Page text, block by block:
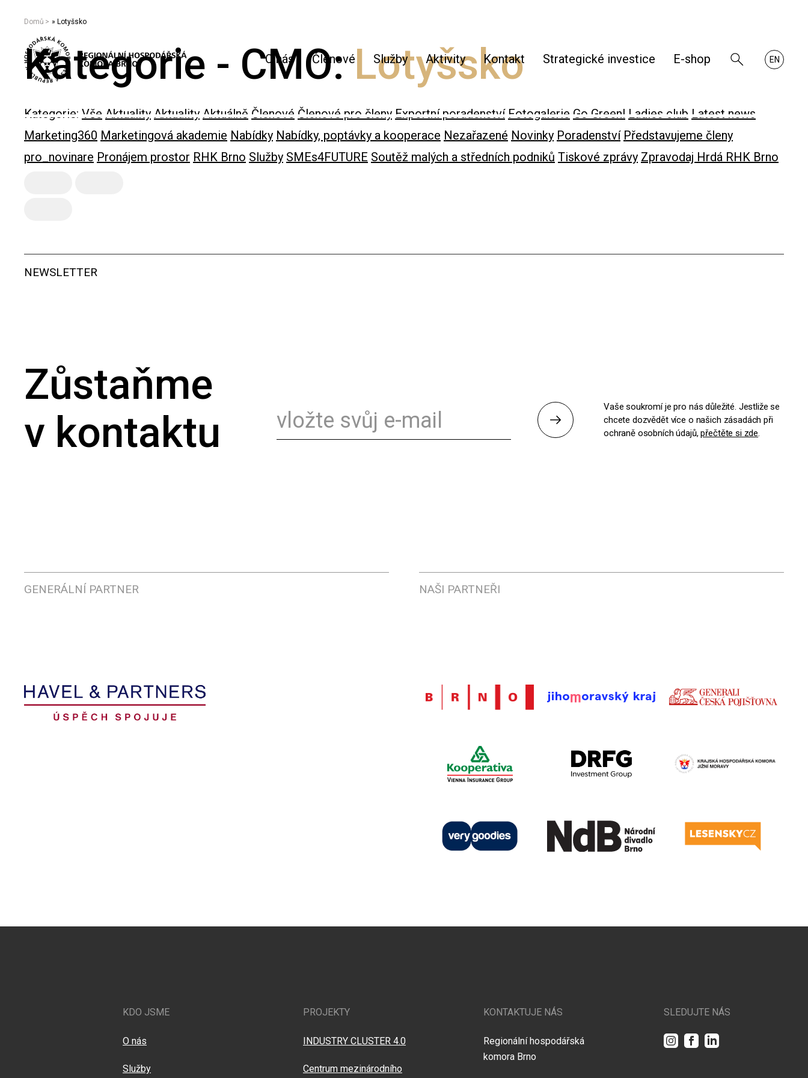
O nás Členové Služby Aktivity Kontakt Strategické investice E-shop
ZobrazitEN
About
Domů » Lotyšsko
Kategorie - CMO:Lotyšsko
Kategorie: Vše Aktuality Aktuality Aktuálně Členové Členové pro členy Exportní poradenství Fotogalerie Go Green! Ladies club Latest news
Marketing360 Marketingová akademie Nabídky Nabídky, poptávky a kooperace Nezařazené Novinky Poradenství Představujeme členy
pro_novinare Pronájem prostor RHK Brno Služby SMEs4FUTURE Soutěž malých a středních podniků Tiskové zprávy Zpravodaj Hrdá RHK Brno
NEWSLETTER
Zůstaňme
v kontaktu
Odeslat
Vaše soukromí je pro nás důležité. Jestliže se
chcete dozvědět více o našich zásadách při
ochraně osobních údajů,přečtěte si zde.
GENERÁLNÍ PARTNER NAŠI PARTNEŘI
KDO JSME
O nás
Služby
PROJEKTY
INDUSTRY CLUSTER 4.0
Centrum mezinárodního
KONTAKTUJE NÁS
Regionální hospodářská
komora Brno
SLEDUJTE NÁS
InstagramFacebookLinkedIn